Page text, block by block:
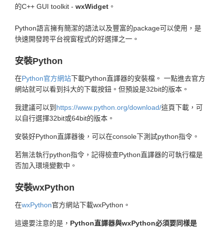
的C++ GUI toolkit - wxWidget 。
Python語言擁有簡潔的語法以及豐富的package可以使用，是
快速開發跨平台視窗程式的好選擇之一。
安裝Python
在Python官方網站下載Python直譯器的安裝檔。 一點進去官方
網站就可以看到抖大的下載按鈕。但預設是32bit的版本。
我建議可以到 https://www.python.org/download/這頁下載，可
以自行選擇32bit或64bit的版本。
安裝好Python直譯器後，可以在console下測試python指令。
若無法執行python指令，記得檢查Python直譯器的可執行檔是
否加入環境變數中。
安裝wxPython
在wxPython官方網站下載wxPython。
這邊要注意的是， Python直譯器與wxPython必須要同樣是